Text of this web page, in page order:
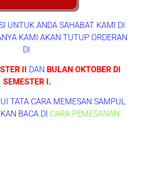
UNTUK ANDA SAHABAT KAMI DI
KAMI AKAN TUTUP ORDERAN
DI
II DAN BULAN OKTOBER DI
SEMESTER I.
TATA CARA MEMESAN SAMPUL
BACA DI CARA PEMESANAN